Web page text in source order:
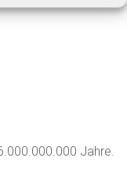
Jahre.